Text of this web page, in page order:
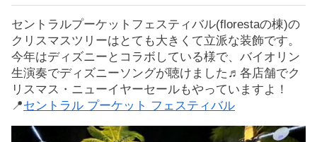
セントラルプーケットフェスティバル(florestaの棟)の
クリスマスツリーはとても大きくて立派な装飾です。
今年はディズニーとコラボしている様で、バイオリン
生演奏でディズニーソングが聴けました♬各店舗でク
リスマス・ニューイヤーセールもやっていますよ！
📍セントラル プーケット フェスティバル